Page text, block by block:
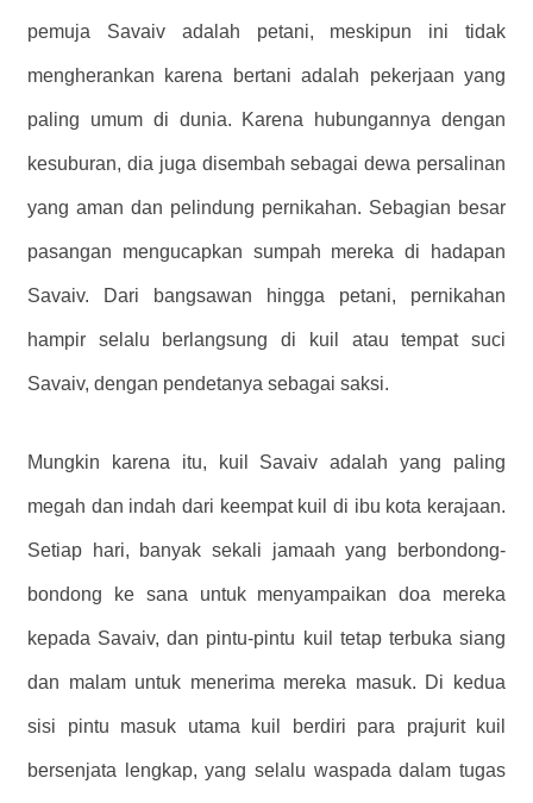
pemuja Savaiv adalah petani, meskipun ini tidak
mengherankan karena bertani adalah pekerjaan yang
paling umum di dunia. Karena hubungannya dengan
kesuburan, dia juga disembah sebagai dewa persalinan
yang aman dan pelindung pernikahan. Sebagian besar
pasangan mengucapkan sumpah mereka di hadapan
Savaiv. Dari bangsawan hingga petani, pernikahan
hampir selalu berlangsung di kuil atau tempat suci
Savaiv, dengan pendetanya sebagai saksi.
Mungkin karena itu, kuil Savaiv adalah yang paling
megah dan indah dari keempat kuil di ibu kota kerajaan.
Setiap hari, banyak sekali jamaah yang berbondong-
bondong ke sana untuk menyampaikan doa mereka
kepada Savaiv, dan pintu-pintu kuil tetap terbuka siang
dan malam untuk menerima mereka masuk. Di kedua
sisi pintu masuk utama kuil berdiri para prajurit kuil
bersenjata lengkap, yang selalu waspada dalam tugas